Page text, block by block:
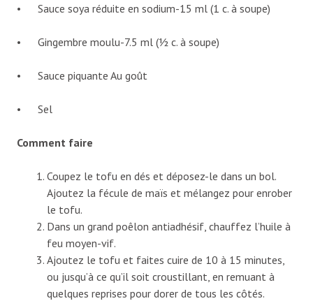
• Sauce soya réduite en sodium-15 ml (1 c. à soupe)
• Gingembre moulu-7.5 ml (½ c. à soupe)
• Sauce piquante Au goût
• Sel
Comment faire
Coupez le tofu en dés et déposez-le dans un bol.
Ajoutez la fécule de maïs et mélangez pour enrober
le tofu.
Dans un grand poêlon antiadhésif, chauffez l’huile à
feu moyen-vif.
Ajoutez le tofu et faites cuire de 10 à 15 minutes,
ou jusqu’à ce qu’il soit croustillant, en remuant à
quelques reprises pour dorer de tous les côtés.